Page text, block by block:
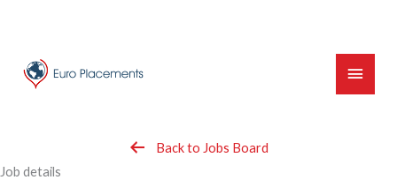
content
Main
Back to Jobs Board
Job details